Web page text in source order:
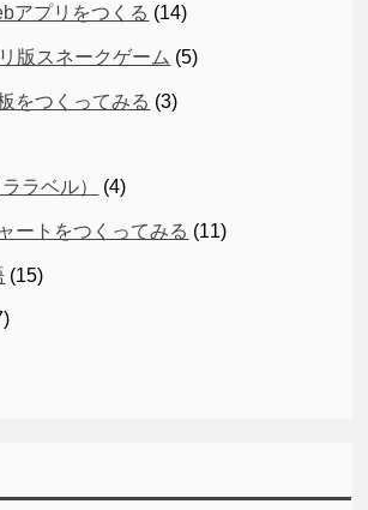
アプリをつくる (14)
版スネークゲーム (5)
をつくってみる (3)
ラベル） (4)
ートをつくってみる (11)
(15)